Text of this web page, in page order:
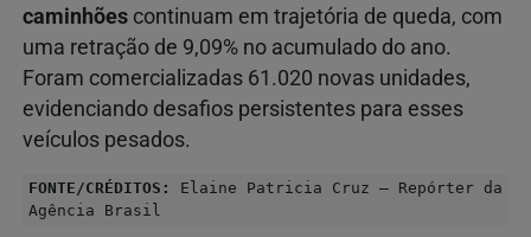
caminhões continuam em trajetória de queda, com
uma retração de 9,09% no acumulado do ano.
Foram comercializadas 61.020 novas unidades,
evidenciando desafios persistentes para esses
veículos pesados.
FONTE/CRÉDITOS:
Elaine Patricia Cruz – Repórter da
Agência Brasil